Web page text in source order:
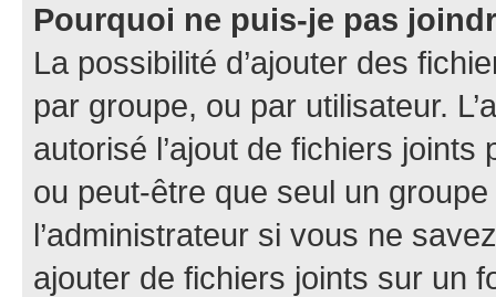
Pourquoi ne puis-je pas
La possibilité d’ajouter des
par groupe, ou par utilisateur.
autorisé l’ajout de fichiers
ou peut-être que seul un
l’administrateur si vous ne
ajouter de fichiers joints sur un